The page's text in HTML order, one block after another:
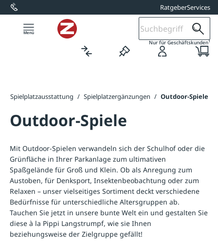
springen RatgeberServices
Nur für Geschäftskunden1
Spielplatzausstattung / Spielplatzergänzungen / Outdoor-Spiele
Outdoor-Spiele
Mit Outdoor-Spielen verwandeln sich der Schulhof oder die
Grünfläche in Ihrer Parkanlage zum ultimativen
Spaßgelände für Groß und Klein. Ob als Anregung zum
Austoben, für Denksport, Insektenbeobachtung oder zum
Relaxen – unser vielseitiges Sortiment deckt verschiedene
Bedürfnisse für unterschiedliche Altersgruppen ab.
Tauchen Sie jetzt in unsere bunte Welt ein und gestalten Sie
diese à la Pippi Langstrumpf, wie sie Ihnen
beziehungsweise der Zielgruppe gefällt!